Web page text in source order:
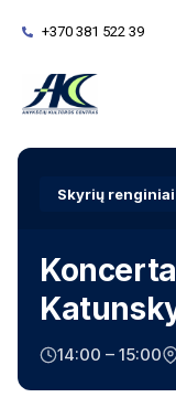
+370 381 522 39
Skyrių renginiai
14:00 – 15:00